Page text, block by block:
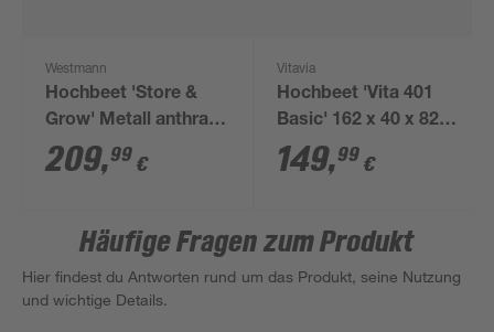
Westmann
Hochbeet 'Store &
Grow' Metall anthrazit
120 x 120 x 169 cm
209,99 €
Vitavia
Hochbeet 'Vita 401
Basic' 162 x 40 x 82
cm schwarz
149,99 €
Häufige Fragen zum Produkt
Hier findest du Antworten rund um das Produkt, seine Nutzung
und wichtige Details.